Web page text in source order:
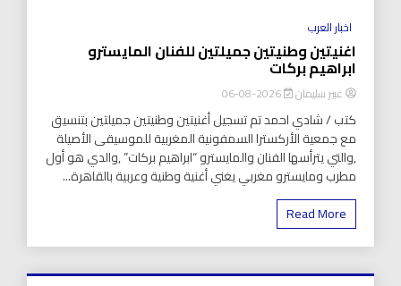
اخبار العرب
اغنيتين وطنيتين جميلتين للفنان المايسترو
ابراهيم بركات
عبير سليمان 2026-08-06
كتب / شادي احمد تم تسجيل أغنيتين وطنيتين جميلتين بتنسيق
مع جمعية الأركسترا السمفونية المغربية للموسيقى الأصيلة
,والتي يترأسها الفنان والمايسترو “ابراهيم بركات” ,والدي هو أول
مطرب ومايسترو مغربي يغني أغنية وطنية وعربية بالقاهرة...
Read More